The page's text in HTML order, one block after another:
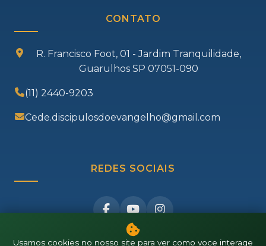
CONTATO
R. Francisco Foot, 01 - Jardim Tranquilidade,
Guarulhos SP 07051-090
(11) 2440-9203
Cede.discipulosdoevangelho@gmail.com
REDES SOCIAIS
Usamos cookies no nosso site para ver como voce interage